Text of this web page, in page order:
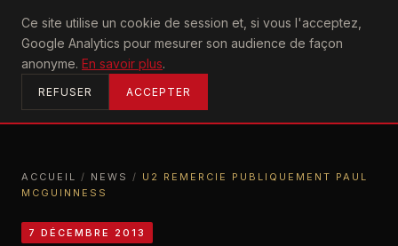
Ce site utilise un cookie de session et, si vous l'acceptez,
Google Analytics pour mesurer son audience de façon
anonyme. En savoir plus.
REFUSER ACCEPTER
U2achtung
ACCUEIL
ACCUEIL / NEWS / U2 REMERCIE PUBLIQUEMENT PAUL
MCGUINNESS
7 DÉCEMBRE 2013